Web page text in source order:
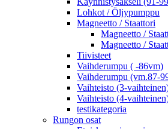
Lohkot / Öljypumppu
Magneetto / Staattori
Magneetto /
Magneetto /
Tiivisteet
Vaihderumpu ( -86vm)
Vaihderumpu (vm.87-
Vaihteisto (3-
Vaihteisto (4-
testikategoria
Rungon osat